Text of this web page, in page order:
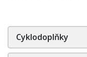
Cyklodoplňky